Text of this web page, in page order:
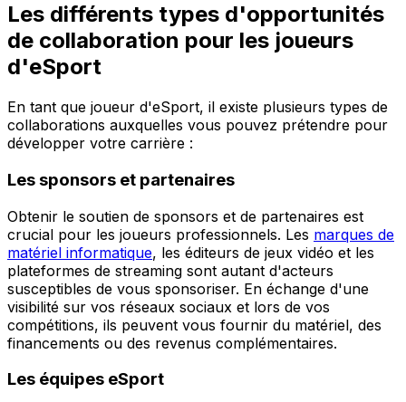
Les différents types d'opportunités
de collaboration pour les joueurs
d'eSport
En tant que joueur d'eSport, il existe plusieurs types de
collaborations auxquelles vous pouvez prétendre pour
développer votre carrière :
Les sponsors et partenaires
Obtenir le soutien de sponsors et de partenaires est
crucial pour les joueurs professionnels. Les marques de
matériel informatique, les éditeurs de jeux vidéo et les
plateformes de streaming sont autant d'acteurs
susceptibles de vous sponsoriser. En échange d'une
visibilité sur vos réseaux sociaux et lors de vos
compétitions, ils peuvent vous fournir du matériel, des
financements ou des revenus complémentaires.
Les équipes eSport